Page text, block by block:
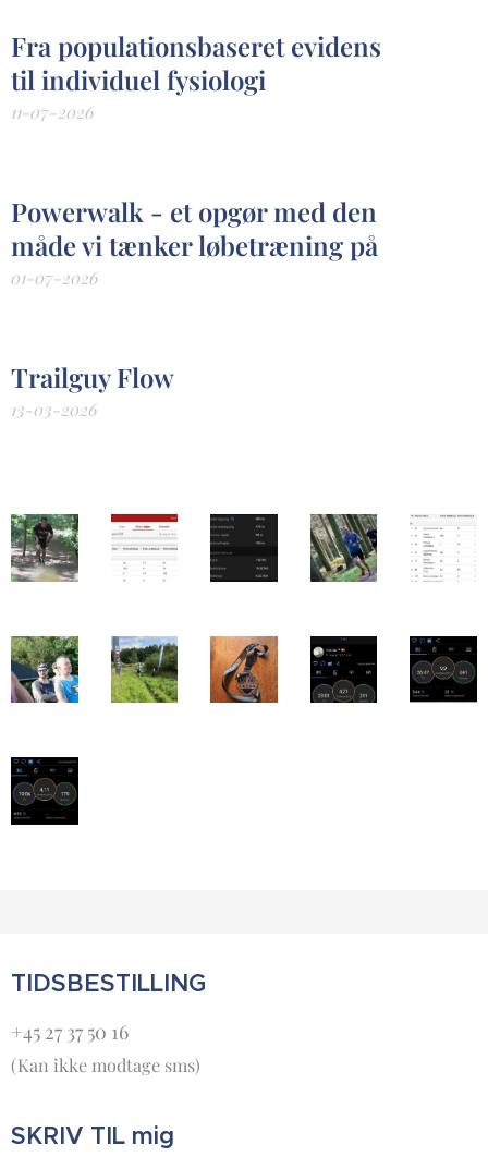
Fra populationsbaseret evidens
til individuel fysiologi
11-07-2026
Powerwalk - et opgør med den
måde vi tænker løbetræning på
01-07-2026
Trailguy Flow
13-03-2026
TIDSBESTILLING
+45 27 37 50 16
(Kan ikke modtage sms)
SKRIV TIL mig